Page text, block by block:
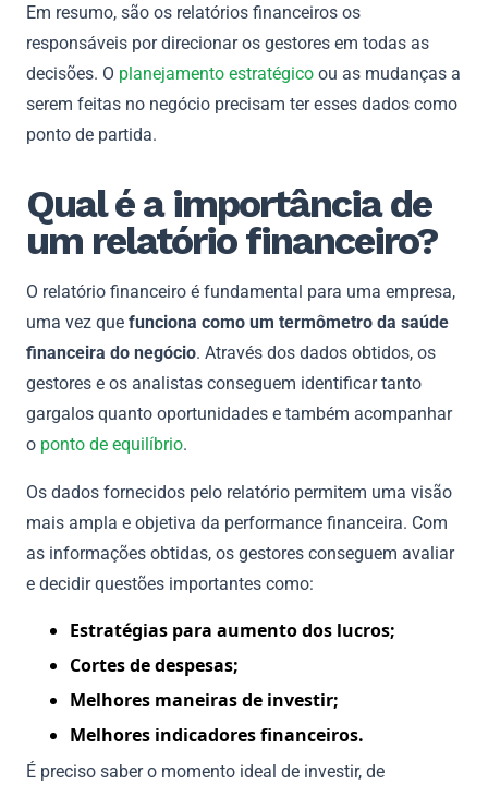
Em resumo, são os relatórios financeiros os
responsáveis por direcionar os gestores em todas as
decisões. O planejamento estratégico ou as mudanças a
serem feitas no negócio precisam ter esses dados como
ponto de partida.
Qual é a importância de
um relatório financeiro?
O relatório financeiro é fundamental para uma empresa,
uma vez que funciona como um termômetro da saúde
financeira do negócio. Através dos dados obtidos, os
gestores e os analistas conseguem identificar tanto
gargalos quanto oportunidades e também acompanhar
o ponto de equilíbrio.
Os dados fornecidos pelo relatório permitem uma visão
mais ampla e objetiva da performance financeira. Com
as informações obtidas, os gestores conseguem avaliar
e decidir questões importantes como:
Estratégias para aumento dos lucros;
Cortes de despesas;
Melhores maneiras de investir;
Melhores indicadores financeiros.
É preciso saber o momento ideal de investir, de